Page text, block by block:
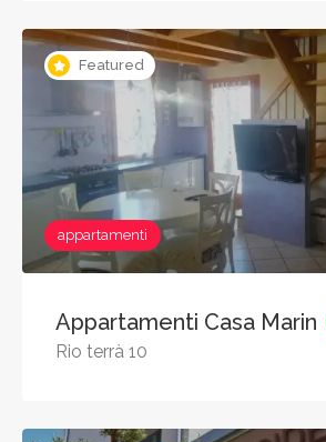
Featured
appartamenti
Appartamenti Casa Marin
Rio terrà 10